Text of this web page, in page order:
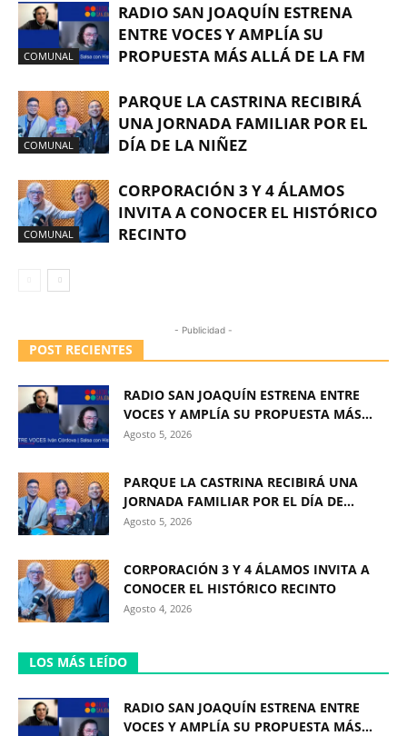
COMUNAL
RADIO SAN JOAQUÍN ESTRENA
ENTRE VOCES Y AMPLÍA SU
PROPUESTA MÁS ALLÁ DE LA FM
COMUNAL
PARQUE LA CASTRINA RECIBIRÁ
UNA JORNADA FAMILIAR POR EL
DÍA DE LA NIÑEZ
COMUNAL
CORPORACIÓN 3 Y 4 ÁLAMOS
INVITA A CONOCER EL HISTÓRICO
RECINTO
- Publicidad -
POST RECIENTES
RADIO SAN JOAQUÍN ESTRENA ENTRE
VOCES Y AMPLÍA SU PROPUESTA MÁS...
Agosto 5, 2026
PARQUE LA CASTRINA RECIBIRÁ UNA
JORNADA FAMILIAR POR EL DÍA DE...
Agosto 5, 2026
CORPORACIÓN 3 Y 4 ÁLAMOS INVITA A
CONOCER EL HISTÓRICO RECINTO
Agosto 4, 2026
LOS MÁS LEÍDO
RADIO SAN JOAQUÍN ESTRENA ENTRE
VOCES Y AMPLÍA SU PROPUESTA MÁS...